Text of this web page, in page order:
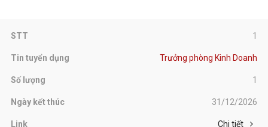
1
Trưởng phòng Kinh Doanh
1
31/12/2026
Chi tiết